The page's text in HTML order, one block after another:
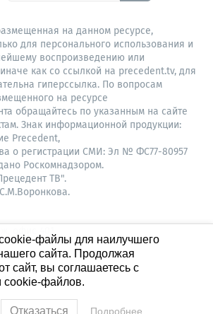
на данном ресурсе,
для персонального использования и
воспроизведению или
как со ссылкой на precedent.tv, для
гиперссылка. По вопросам
на ресурсе
обращайтесь по указанным на сайте
Знак информационной продукции:
Precedent,
о регистрации СМИ: Эл № ФС77-80957
Роскомнадзором.
ТВ".
файлы для наилучшего
сайта. Продолжая
сайт, вы соглашаетесь с
cookie-файлов.
Отказаться Подробнее…